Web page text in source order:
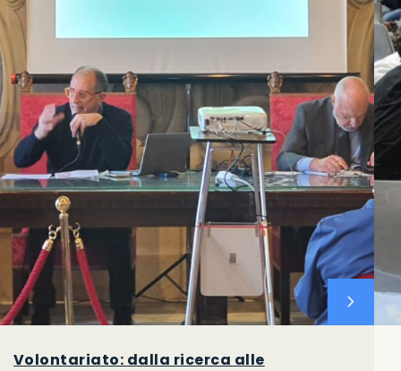
chevron_right
Volontariato: dalla ricerca alle